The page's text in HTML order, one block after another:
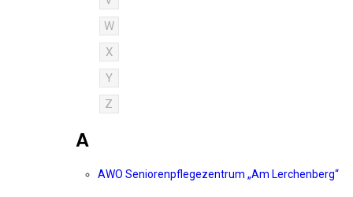
W
X
Y
Z
A
AWO Seniorenpflegezentrum „Am Lerchenberg“